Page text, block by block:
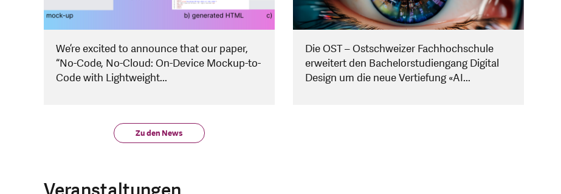
We’re excited to announce that our paper,
“No-Code, No-Cloud: On-Device Mockup-to-
Code with Lightweight...
Die OST – Ostschweizer Fachhochschule
erweitert den Bachelorstudiengang Digital
Design um die neue Vertiefung «AI...
Zu den News